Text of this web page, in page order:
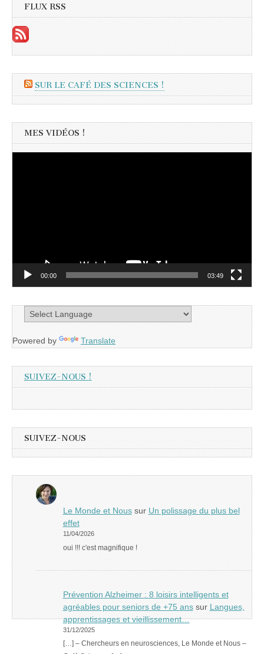
FLUX RSS
SUR LE CAFÉ DES SCIENCES !
MES VIDÉOS !
00:00 03:49
Powered by Translate
SUIVEZ-NOUS !
SUIVEZ-NOUS
Le Monde et Noussur Un polissage du plus bel
effet
11/04/2026
oui !!! c'est magnifique !
Prévention Alzheimer : 8 loisirs intelligents et
agréables pour seniors de +75 anssur Langues,
apprentissages et vieillissement…
31/12/2025
[…] – Chercheurs en neurosciences, Le Monde et Nous –